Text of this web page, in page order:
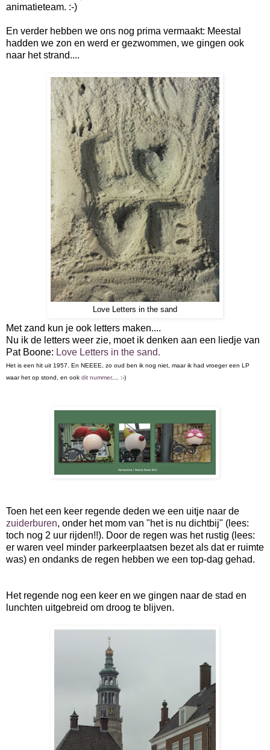
animatieteam. :-)
En verder hebben we ons nog prima vermaakt: Meestal
hadden we zon en werd er gezwommen, we gingen ook
naar het strand....
Love Letters in the sand
Met zand kun je ook letters maken....
Nu ik de letters weer zie, moet ik denken aan een liedje van
Pat Boone: Love Letters in the sand.
Het is een hit uit 1957. En NEEEE, zo oud ben ik nog niet, maar ik had vroeger een LP
waar het op stond, en ook dit nummer.... :-)
Toen het een keer regende deden we een uitje naar de
zuiderburen, onder het mom van "het is nu dichtbij" (lees:
toch nog 2 uur rijden!!). Door de regen was het rustig (lees:
er waren veel minder parkeerplaatsen bezet als dat er ruimte
was) en ondanks de regen hebben we een top-dag gehad.
Het regende nog een keer en we gingen naar de stad en
lunchten uitgebreid om droog te blijven.